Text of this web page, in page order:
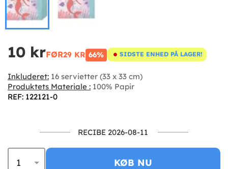
10 krFØR29 KR 66% SIDSTE ENHED PÅ LAGER!
Inkluderet: 16 servietter (33 x 33 cm)
Produktets Materiale : 100% Papir
REF: 122121-0
RECIBE 2026-08-11
KØB NU